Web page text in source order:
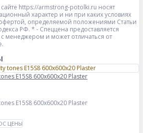
https://armstrong-potolki.ru носят
характер и ни при каких условиях
определяемой положениями Статьи
РФ. * - Спеццена предоставляется
менеджером и может отличаться от
E15S8 600x600x20 Plaster
E15S8 600x600x20 Plaster
ЦЕНЫ